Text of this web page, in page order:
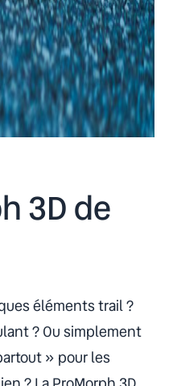
3D de
éléments trail ?
? Ou simplement
» pour les